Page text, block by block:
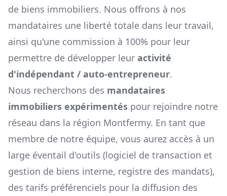
de biens immobiliers. Nous offrons à nos
mandataires une liberté totale dans leur travail,
ainsi qu'une commission à 100% pour leur
permettre de développer leur activité
d'indépendant / auto-entrepreneur.
Nous recherchons des mandataires
immobiliers expérimentés pour rejoindre notre
réseau dans la région Montfermy. En tant que
membre de notre équipe, vous aurez accès à un
large éventail d'outils (logiciel de transaction et
gestion de biens interne, registre des mandats),
des tarifs préférenciels pour la diffusion des